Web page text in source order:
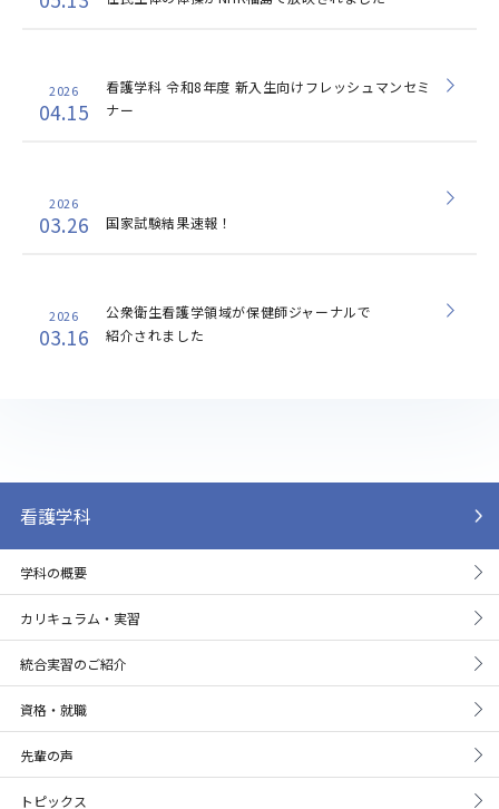
2026
04.15
看護学科 令和8年度 新入生向けフレッシュマンセミ
ナー
2026
03.26 国家試験結果速報！
2026
03.16
公衆衛生看護学領域が保健師ジャーナルで
紹介されました
看護学科
学科の概要
カリキュラム・実習
統合実習のご紹介
資格・就職
先輩の声
トピックス